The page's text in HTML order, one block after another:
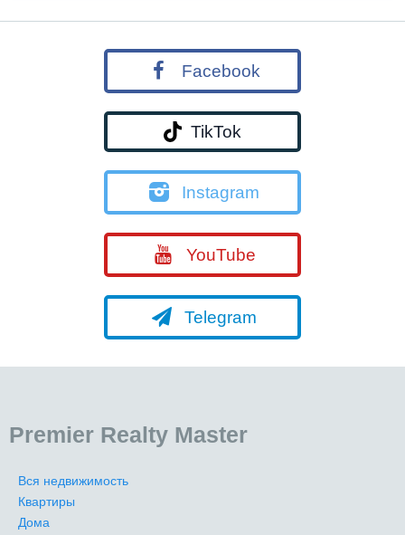
Facebook
TikTok
Instagram
YouTube
Telegram
Premier Realty Master
Вся недвижимость
Квартиры
Дома